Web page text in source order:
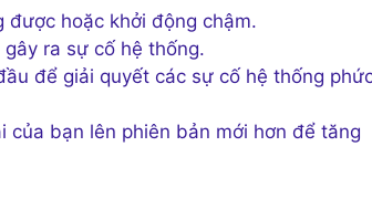
được hoặc khởi động chậm.
ra sự cố hệ thống.
để giải quyết các sự cố hệ thống
của bạn lên phiên bản mới hơn để tăng